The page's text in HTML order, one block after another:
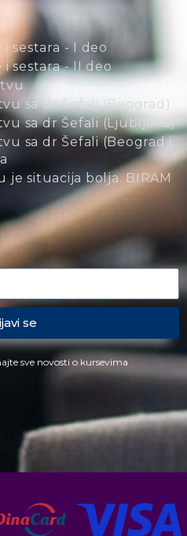
i sestara - I deo
i sestara - II deo
sa dr Šefali (Beograd)
sa dr Šefali (Ljubljana)
sa dr Šefali (Beograd i
je situacija bolja. BIRAM
se
sve novosti o kursevima